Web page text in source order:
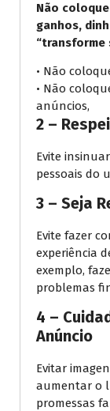
Não
ganhos,
“transforme
• Não
• Não
anúncios,
2 –
Evite
pessoais do
3 – Seja
Evite fazer
experiência
exemplo,
problemas
4 –
Anúncio
Evitar
aumentar o
promessas